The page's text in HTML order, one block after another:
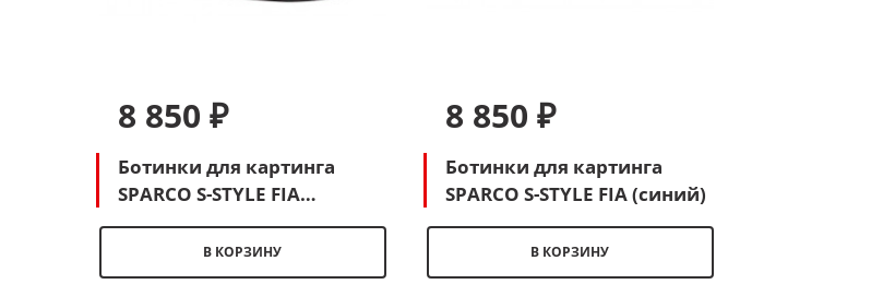
8 850 ₽
Ботинки для картинга
SPARCO S-STYLE FIA
(красный)
В КОРЗИНУ
8 850 ₽
Ботинки для картинга
SPARCO S-STYLE FIA (синий)
В КОРЗИНУ